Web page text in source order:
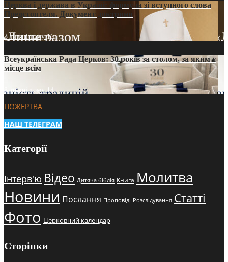
Церква і держава в Україні: формула зі вступного слова
Предстоятеля. Документ доктрини
3 тижні тому16
Всеукраїнська Рада Церков: 30 років за столом, за яким є
місце всім
3 тижні тому14
ПОЖЕРТВА
НАШ ТЕЛЕГРАМ
Категорії
Інтерв'ю Відео Дитяча біблія Книга Молитва
Новини Послання Проповіді Розслідування Статті
Фото Церковний календар
Сторінки